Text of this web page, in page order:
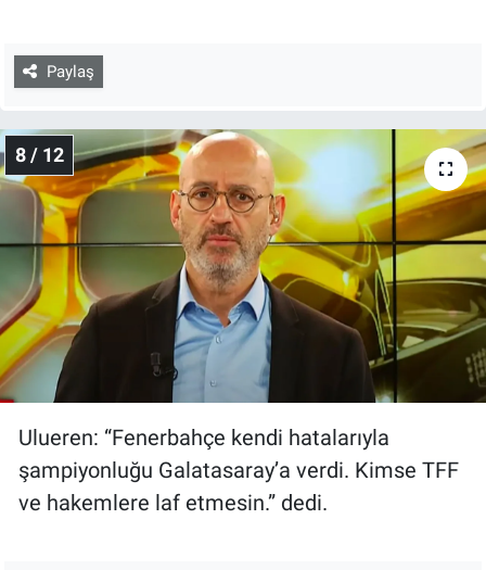
Paylaş
8 / 12
Ulueren: “Fenerbahçe kendi hatalarıyla
şampiyonluğu Galatasaray’a verdi. Kimse TFF
ve hakemlere laf etmesin.” dedi.